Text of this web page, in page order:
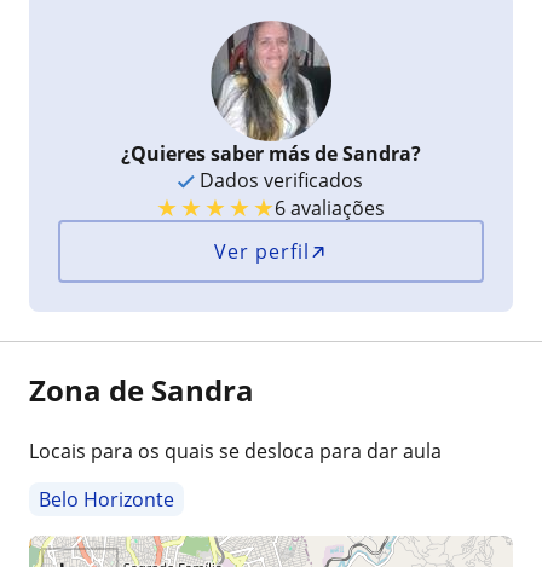
¿Quieres saber más de Sandra?
Dados verificados
★★★★★6 avaliações
Ver perfil
Zona de Sandra
Locais para os quais se desloca para dar aula
Belo Horizonte